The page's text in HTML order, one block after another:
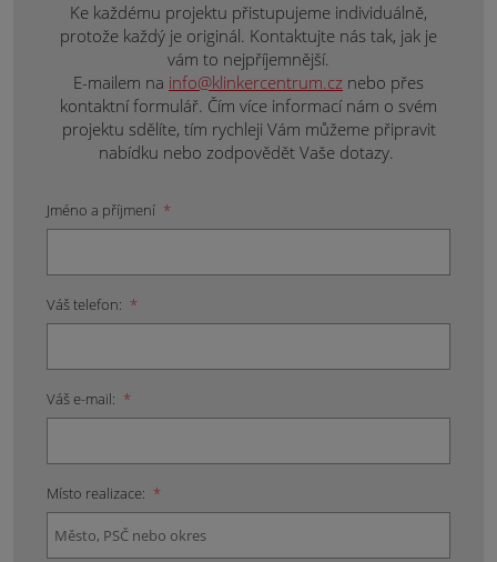
Ke každému projektu přistupujeme individuálně,
protože každý je originál. Kontaktujte nás tak, jak je
vám to nejpříjemnější.
E-mailem na info@klinkercentrum.cz nebo přes
kontaktní formulář. Čím více informací nám o svém
projektu sdělíte, tím rychleji Vám můžeme připravit
nabídku nebo zodpovědět Vaše dotazy.
Jméno a příjmení *
Váš telefon: *
Váš e-mail: *
Místo realizace: *